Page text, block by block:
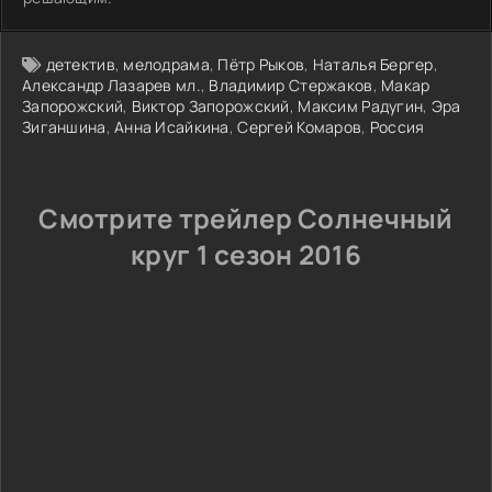
детектив, мелодрама, Пётр Рыков, Наталья Бергер,
Александр Лазарев мл., Владимир Стержаков, Макар
Запорожский, Виктор Запорожский, Максим Радугин, Эра
Зиганшина,Анна Исайкина,Сергей Комаров, Россия
Смотрите трейлер Солнечный
круг 1 сезон 2016